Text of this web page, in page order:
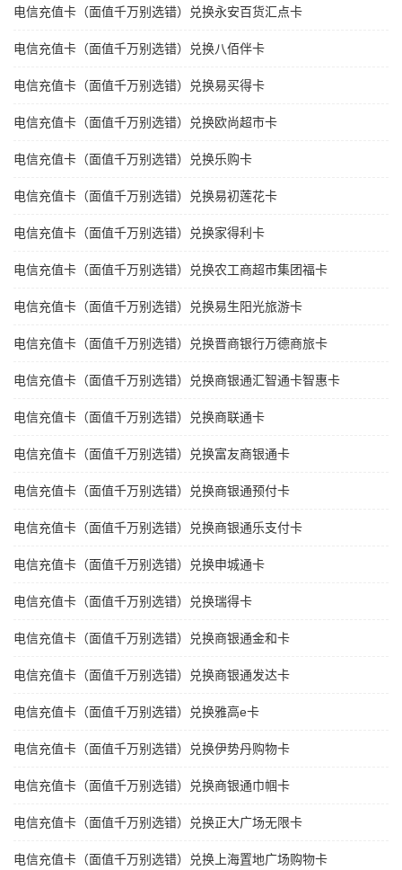
电信充值卡（面值千万别选错）兑换永安百货汇点卡
电信充值卡（面值千万别选错）兑换八佰伴卡
电信充值卡（面值千万别选错）兑换易买得卡
电信充值卡（面值千万别选错）兑换欧尚超市卡
电信充值卡（面值千万别选错）兑换乐购卡
电信充值卡（面值千万别选错）兑换易初莲花卡
电信充值卡（面值千万别选错）兑换家得利卡
电信充值卡（面值千万别选错）兑换农工商超市集团福卡
电信充值卡（面值千万别选错）兑换易生阳光旅游卡
电信充值卡（面值千万别选错）兑换晋商银行万德商旅卡
电信充值卡（面值千万别选错）兑换商银通汇智通卡智惠卡
电信充值卡（面值千万别选错）兑换商联通卡
电信充值卡（面值千万别选错）兑换富友商银通卡
电信充值卡（面值千万别选错）兑换商银通预付卡
电信充值卡（面值千万别选错）兑换商银通乐支付卡
电信充值卡（面值千万别选错）兑换申城通卡
电信充值卡（面值千万别选错）兑换瑞得卡
电信充值卡（面值千万别选错）兑换商银通金和卡
电信充值卡（面值千万别选错）兑换商银通发达卡
电信充值卡（面值千万别选错）兑换雅高e卡
电信充值卡（面值千万别选错）兑换伊势丹购物卡
电信充值卡（面值千万别选错）兑换商银通巾帼卡
电信充值卡（面值千万别选错）兑换正大广场无限卡
电信充值卡（面值千万别选错）兑换上海置地广场购物卡